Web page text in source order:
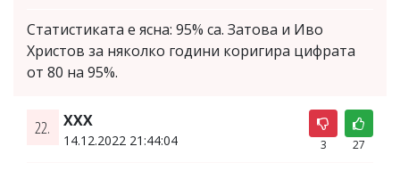
Статистиката е ясна: 95% са. Затова и Иво
Христов за няколко години коригира цифрата
от 80 на 95%.
22. XXX
14.12.2022 21:44:04 3 27